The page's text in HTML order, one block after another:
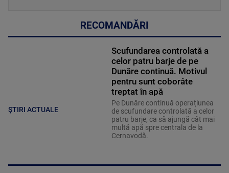
RECOMANDĂRI
ȘTIRI ACTUALE
Scufundarea controlată a
celor patru barje de pe
Dunăre continuă. Motivul
pentru sunt coborâte
treptat în apă
Pe Dunăre continuă operațiunea
de scufundare controlată a celor
patru barje, ca să ajungă cât mai
multă apă spre centrala de la
Cernavodă.